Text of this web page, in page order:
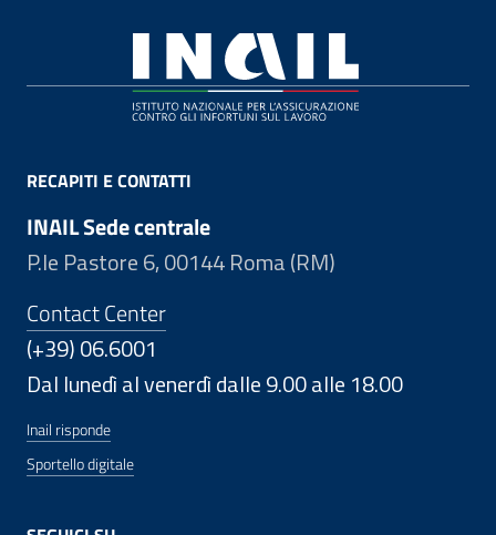
RECAPITI E CONTATTI
INAIL Sede centrale
P.le Pastore 6, 00144 Roma (RM)
Contact Center
(+39) 06.6001
Dal lunedì al venerdì dalle 9.00 alle 18.00
Inail risponde
Sportello digitale